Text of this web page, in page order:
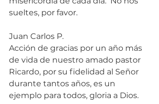
sueltes, por favor.
Juan Carlos P.
Acción de gracias por un año más
de vida de nuestro amado pastor
Ricardo, por su fidelidad al Señor
durante tantos años, es un
ejemplo para todos, gloria a Dios.